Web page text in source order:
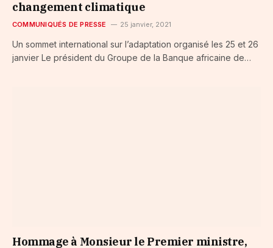
changement climatique
COMMUNIQUÉS DE PRESSE 25 janvier, 2021
Un sommet international sur l’adaptation organisé les 25 et 26
janvier Le président du Groupe de la Banque africaine de…
Hommage à Monsieur le Premier ministre,